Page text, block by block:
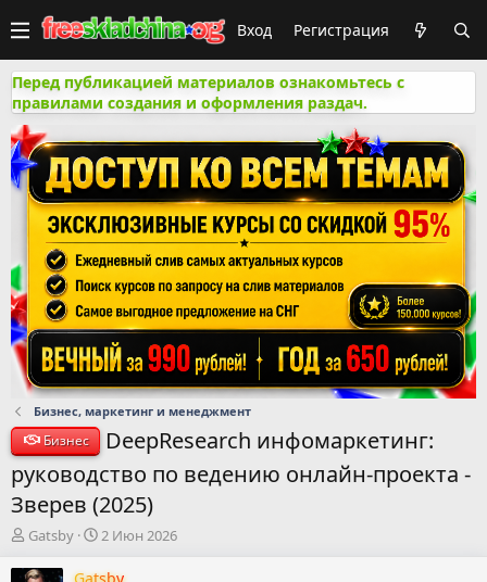
Вход Регистрация
Перед публикацией материалов ознакомьтесь с
правилами создания и оформления раздач.
Бизнес, маркетинг и менеджмент
Бизнес
DeepResearch инфомаркетинг:
руководство по ведению онлайн-проекта -
Зверев (2025)
А
т
Gatsby
Д
т
2 Июн 2026